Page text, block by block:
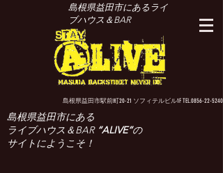
島根県益田市にあるライ
ブハウス＆BAR
島根県益田市駅前町20-21 ソフィテルビル1F TEL.0856-22-5240
島根県益田市にある
ライブハウス＆BAR “ALIVE”の
サイトにようこそ！